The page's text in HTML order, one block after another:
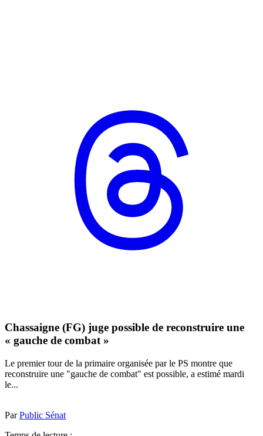
Chassaigne (FG) juge possible de reconstruire une
« gauche de combat »
Le premier tour de la primaire organisée par le PS montre que
reconstruire une "gauche de combat" est possible, a estimé mardi
le...
ParPublic Sénat